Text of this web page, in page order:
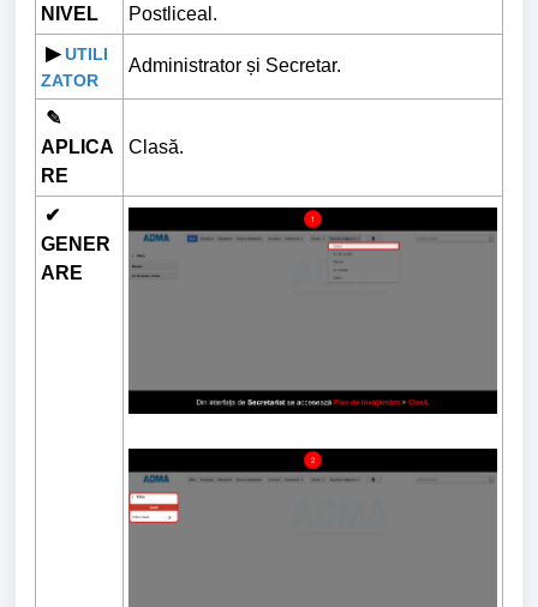
NIVEL
Postliceal.
▶ UTILI
ZATOR
Administrator și Secretar.
✎
APLICA
RE
Clasă.
✔
GENER
ARE